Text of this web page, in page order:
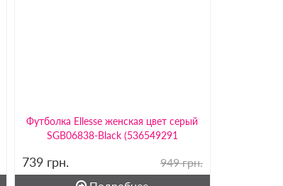
Футболка Ellesse женская цвет серый
SGB06838-Black (536549291
739 грн.
949 грн.